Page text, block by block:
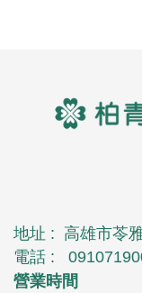
地址 : 高雄市苓
電話 :
營業時間